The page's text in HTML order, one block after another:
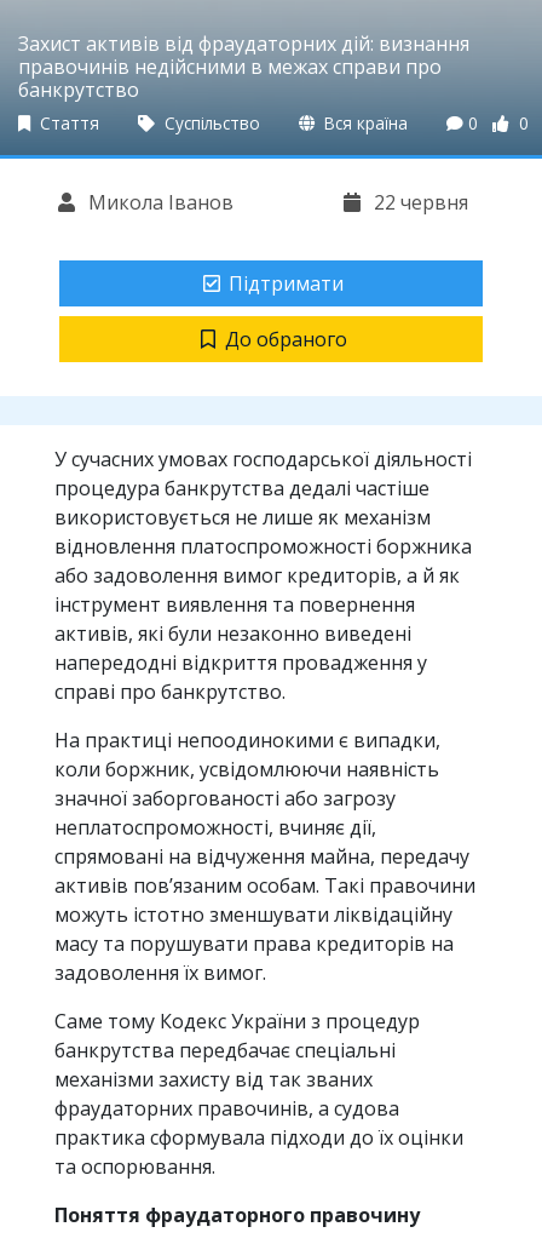
Захист активів від фраудаторних дій: визнання
правочинів недійсними в межах справи про
банкрутство
Стаття Суспільство Вся країна 0 0
Микола Іванов 22 червня
Підтримати
До обраного
У сучасних умовах господарської діяльності
процедура банкрутства дедалі частіше
використовується не лише як механізм
відновлення платоспроможності боржника
або задоволення вимог кредиторів, а й як
інструмент виявлення та повернення
активів, які були незаконно виведені
напередодні відкриття провадження у
справі про банкрутство.
На практиці непоодинокими є випадки,
коли боржник, усвідомлюючи наявність
значної заборгованості або загрозу
неплатоспроможності, вчиняє дії,
спрямовані на відчуження майна, передачу
активів пов’язаним особам. Такі правочини
можуть істотно зменшувати ліквідаційну
масу та порушувати права кредиторів на
задоволення їх вимог.
Саме тому Кодекс України з процедур
банкрутства передбачає спеціальні
механізми захисту від так званих
фраудаторних правочинів, а судова
практика сформувала підходи до їх оцінки
та оспорювання.
Поняття фраудаторного правочину